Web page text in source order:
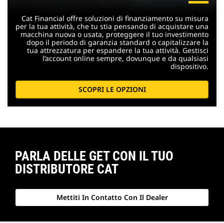
Cat Financial offre soluzioni di finanziamento su misura
per la tua attività, che tu stia pensando di acquistare una
macchina nuova o usata, proteggere il tuo investimento
dopo il periodo di garanzia standard o capitalizzare la
tua attrezzatura per espandere la tua attività. Gestisci
l’account online sempre, dovunque e da qualsiasi
dispositivo.
SCOPRI LE OPZIONI
PARLA DELLE GET CON IL TUO
DISTRIBUTORE CAT
Mettiti In Contatto Con Il Dealer